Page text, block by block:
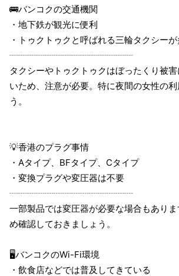
🚌バンコクの交通機関
・地下鉄が観光に便利
・トゥクトゥクと呼ばれる三輪タクシー
┈┈┈┈┈┈┈┈┈┈┈┈┈┈
タクシーやトゥクトゥクはぼったくり被
いため、注意が必要。特に夜間の女性の利
う。
💡香港のプラグ事情
・Aタイプ、BFタイプ、Cタイプ
・変換プラグや変圧器は不要
┈┈┈┈┈┈┈┈┈┈┈┈┈┈
一部製品では変圧器が必要な場合もあり
め確認しておきましょう。
🖥バンコクのWi-Fi環境
・飲食店などでは普及してきている